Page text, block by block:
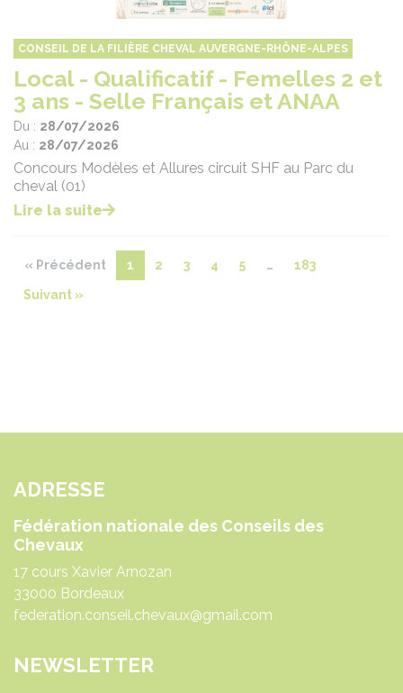
CONSEIL DE LA FILIÈRE CHEVAL AUVERGNE-RHÔNE-ALPES
Local - Qualificatif - Femelles 2 et
3 ans - Selle Français et ANAA
Du : 28/07/2026
Au : 28/07/2026
Concours Modèles et Allures circuit SHF au Parc du
cheval (01)
Lire la suite
« Précédent 1 2 3 4 5 … 183
Suivant »
ADRESSE
Fédération nationale des Conseils des
Chevaux
17 cours Xavier Arnozan
33000 Bordeaux
federation.conseil.chevaux@gmail.com
NEWSLETTER